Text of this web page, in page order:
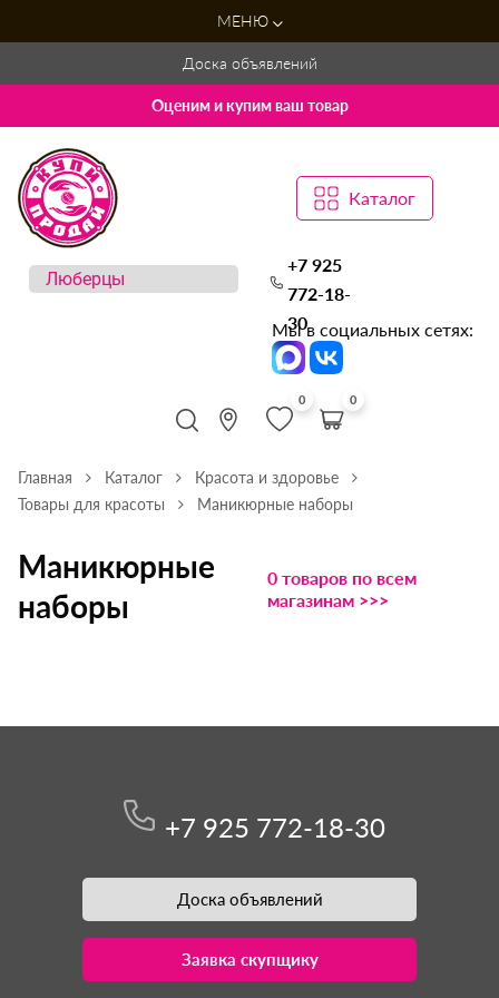
МЕНЮ
Доска объявлений
Оценим и купим ваш товар
Каталог
+7 925
772-18-
30
Мы в социальных сетях:
0 0
Главная Каталог
Красота и здоровье
Товары для красоты
Маникюрные наборы
Маникюрные
наборы
0 товаров по всем
магазинам >>>
+7 925 772-18-30
Доска объявлений
Заявка скупщику